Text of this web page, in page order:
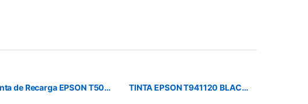
Tinta de Recarga EPSON T504-320 Magenta Original TINTA EPSON T941120 BLACK R04L WFC 5710/5790 5000 PAG